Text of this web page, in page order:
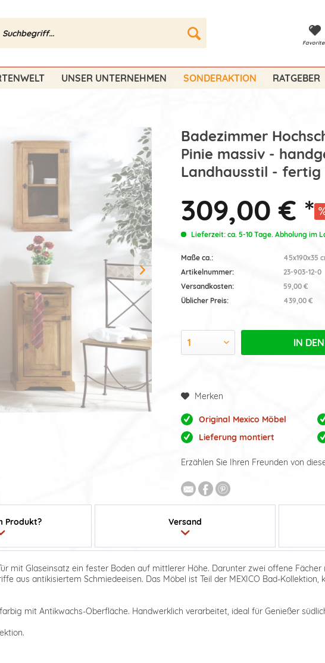
UNSER UNTERNEHMEN SONDERAKTION RATGEBER
Badezimmer
Pinie massiv -
Landhausstil -
309,00 € *
Lieferzeit: ca. 5-10 Tage. Abholung im
Maße ca.:
45x190x35
Artikelnummer:
23-903-12-0
Versandkosten:
59,00 €
Üblicher Preis:
439,00 €
IN DEN
Merken
Original Mexico Möbel
Lieferung montiert
Erzählen Sie Ihren Freunden von
Produkt? Versand
mit Glaseinsatz ein fester Boden auf mittlerer Höhe. Darunter zwei offene Fächer
aus antikisiertem Schmiedeeisen. Das Möbel ist Teil der MEXICO Bad-
mit Antikwachs-Oberfläche. Handwerklich verarbeitet, ideal für Genießer